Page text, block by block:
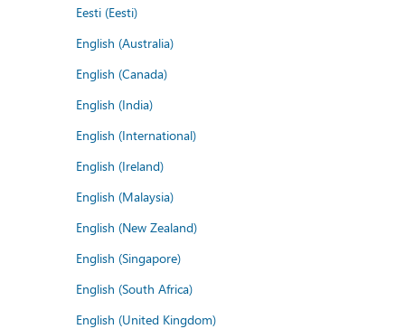
Eesti (Eesti)
English (Australia)
English (Canada)
English (India)
English (International)
English (Ireland)
English (Malaysia)
English (New Zealand)
English (Singapore)
English (South Africa)
English (United Kingdom)